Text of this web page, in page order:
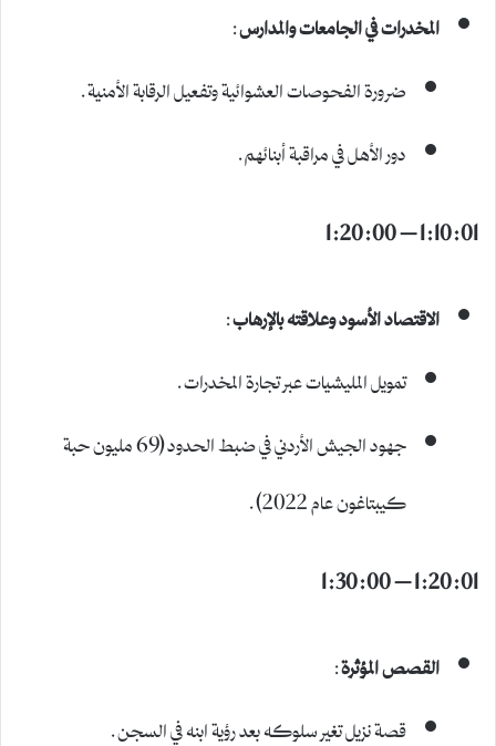
المخدرات في الجامعات والمدارس:
ضرورة الفحوصات العشوائية وتفعيل الرقابة الأمنية.
دور الأهل في مراقبة أبنائهم.
1:10:01 – 1:20:00
الاقتصاد الأسود وعلاقته بالإرهاب:
تمويل المليشيات عبر تجارة المخدرات.
جهود الجيش الأردني في ضبط الحدود (69 مليون حبة
كيبتاغون عام 2022).
1:20:01 – 1:30:00
القصص المؤثرة:
قصة نزيل تغير سلوكه بعد رؤية ابنه في السجن.